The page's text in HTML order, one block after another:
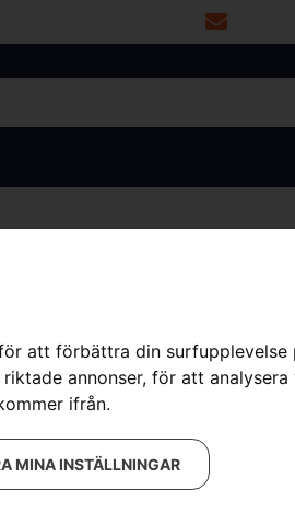
att förbättra din surfupplevelse
annonser, för att analysera
ifrån.
MINA INSTÄLLNINGAR
R 320X
Åkgräsklippare,
900kr